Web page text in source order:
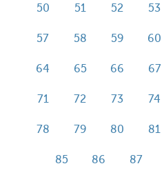
50 51 52 53
57 58 59 60
64 65 66 67
71 72 73 74
78 79 80 81
85 86 87